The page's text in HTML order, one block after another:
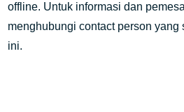
offline. Untuk informasi dan
menghubungi contact person yang
ini.